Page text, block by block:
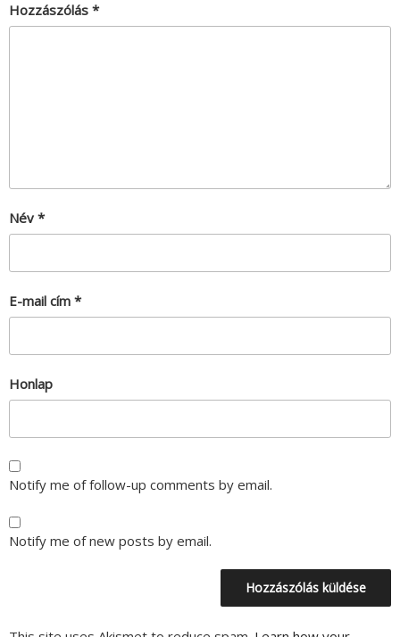
Hozzászólás *
Név *
E-mail cím *
Honlap
Notify me of follow-up comments by email.
Notify me of new posts by email.